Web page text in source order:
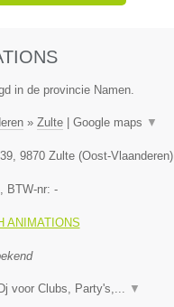
in de provincie Namen.
» Zulte| Google maps ▼
, 9870 Zulte(Oost-Vlaanderen)
, BTW-nr: -
ANIMATIONS
voor Clubs, Party's,... ▼